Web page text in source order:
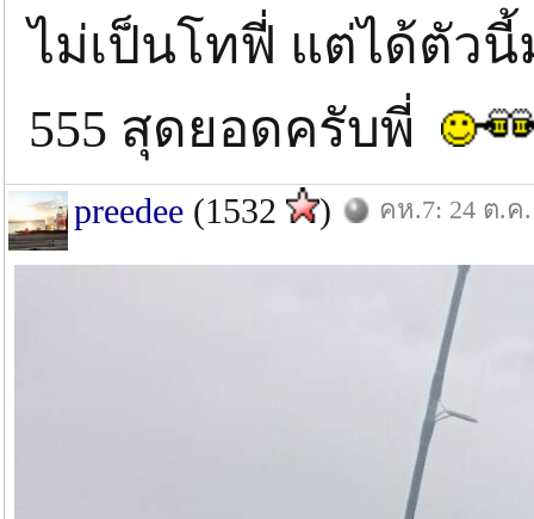
ไม่เป็นโทฟี่ แต่ได้ตัว
555 สุดยอดครับพี่
preedee (1532 ) คห.7: 24 ต.ค.